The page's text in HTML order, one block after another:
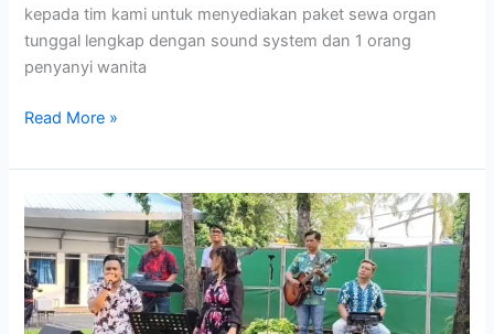
kepada tim kami untuk menyediakan paket sewa organ
tunggal lengkap dengan sound system dan 1 orang
penyanyi wanita
Read More »
Sewa
Band
Seru
Graduation
German